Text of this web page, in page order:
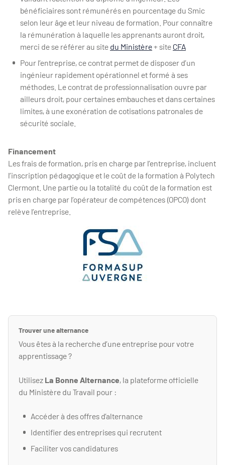
bénéficiaires sont rémunérés en pourcentage du Smic
selon leur âge et leur niveau de formation. Pour connaître
la rémunération à laquelle les apprenants auront droit,
merci de se référer au site du Ministère+ site CFA
Pour l’entreprise, ce contrat permet de disposer d’un
ingénieur rapidement opérationnel et formé à ses
méthodes. Le contrat de professionnalisation ouvre par
ailleurs droit, pour certaines embauches et dans certaines
limites, à une exonération de cotisations patronales de
sécurité sociale.
Financement
Les frais de formation, pris en charge par l’entreprise, incluent
l’inscription pédagogique et le coût de la formation à Polytech
Clermont. Une partie ou la totalité du coût de la formation est
pris en charge par l’opérateur de compétences (OPCO) dont
relève l’entreprise.
Trouver une alternance
Vous êtes à la recherche d’une entreprise pour votre
apprentissage ?
Utilisez La Bonne Alternance, la plateforme officielle
du Ministère du Travail pour :
Accéder à des offres d’alternance
Identifier des entreprises qui recrutent
Faciliter vos candidatures